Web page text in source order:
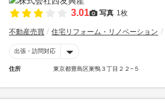
3.01 写真 1枚
不動産売買 住宅リフォーム・リノベーション
出張・訪問対応
住所 東京都豊島区巣鴨３丁目２２−５